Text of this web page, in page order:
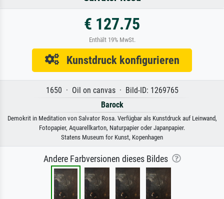
€ 127.75
Enthält 19% MwSt.
Kunstdruck konfigurieren
1650 · Oil on canvas · Bild-ID: 1269765
Barock
Demokrit in Meditation von Salvator Rosa. Verfügbar als Kunstdruck auf Leinwand,
Fotopapier, Aquarellkarton, Naturpapier oder Japanpapier.
Statens Museum for Kunst, Kopenhagen
Andere Farbversionen dieses Bildes